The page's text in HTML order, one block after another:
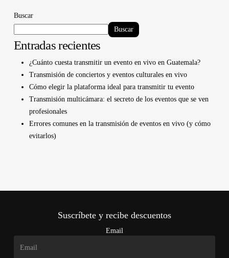
Buscar
Buscar
Entradas recientes
¿Cuánto cuesta transmitir un evento en vivo en Guatemala?
Transmisión de conciertos y eventos culturales en vivo
Cómo elegir la plataforma ideal para transmitir tu evento
Transmisión multicámara: el secreto de los eventos que se ven
profesionales
Errores comunes en la transmisión de eventos en vivo (y cómo
evitarlos)
Suscríbete y recibe descuentos
Email